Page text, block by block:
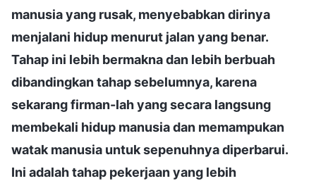
manusia yang rusak, menyebabkan dirinya
menjalani hidup menurut jalan yang benar.
Tahap ini lebih bermakna dan lebih berbuah
dibandingkan tahap sebelumnya, karena
sekarang firman-lah yang secara langsung
membekali hidup manusia dan memampukan
watak manusia untuk sepenuhnya diperbarui.
Ini adalah tahap pekerjaan yang lebih